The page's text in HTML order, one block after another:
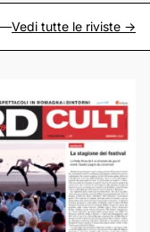
Vedi tutte le riviste ->